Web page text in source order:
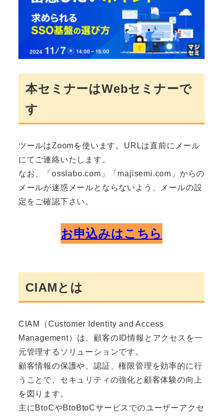
本セミナーはWebセミナーで
す
ツールはZoomを使います。URLは直前にメール
にてご連絡いたします。
なお、「osslabo.com」「majisemi.com」からの
メールが迷惑メールとならないよう、メールの設
定をご確認下さい。
お申込みはこちら
CIAMとは
CIAM（Customer Identity and Access
Management）は、顧客のID情報とアクセスを一
元管理するソリューションです。
顧客情報の保護や、認証、権限管理を効率的に行
うことで、セキュリティの強化と顧客体験の向上
を図ります。
主にBtoCやBtoBtoCサービスでのユーザーアクセ